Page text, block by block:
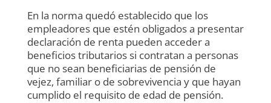
En la norma quedó establecido que los
empleadores que estén obligados a presentar
declaración de renta pueden acceder a
beneficios tributarios si contratan a personas
que no sean beneficiarias de pensión de
vejez, familiar o de sobrevivencia y que hayan
cumplido el requisito de edad de pensión.